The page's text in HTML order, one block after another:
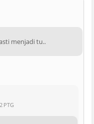
menjadi tu..
PTG